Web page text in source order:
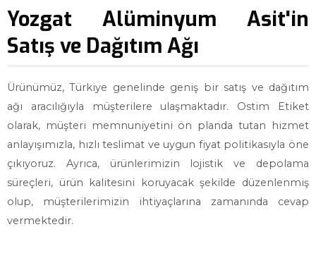
Yozgat Alüminyum Asit'in
Satış ve Dağıtım Ağı
Ürünümüz, Türkiye genelinde geniş bir satış ve dağıtım
ağı aracılığıyla müşterilere ulaşmaktadır. Ostim Etiket
olarak, müşteri memnuniyetini ön planda tutan hizmet
anlayışımızla, hızlı teslimat ve uygun fiyat politikasıyla öne
çıkıyoruz. Ayrıca, ürünlerimizin lojistik ve depolama
süreçleri, ürün kalitesini koruyacak şekilde düzenlenmiş
olup, müşterilerimizin ihtiyaçlarına zamanında cevap
vermektedir.